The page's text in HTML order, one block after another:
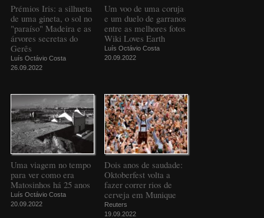
Prémios Iris: a silhueta
de uma gineta, o sol no
"paraíso" Madeira e as
árvores secretas do
Gerês
Luís Octávio Costa
26.09.2022
Um voo de uma coruja
e um duelo de garranos
entre as melhores fotos
Wiki Loves Earth
Luís Octávio Costa
20.09.2022
Uma viagem no tempo
para ver como era
Matosinhos há 25 anos
Luís Octávio Costa
20.09.2022
Dois anos de saudade:
Oktoberfest volta a
fazer correr rios de
cerveja em Munique
Reuters
19.09.2022